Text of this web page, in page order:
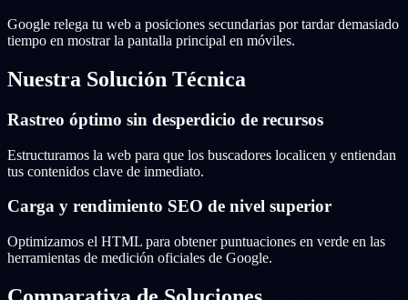
Google relega tu web a posiciones secundarias por tardar demasiado
tiempo en mostrar la pantalla principal en móviles.
Nuestra Solución Técnica
Rastreo óptimo sin desperdicio de recursos
Estructuramos la web para que los buscadores localicen y entiendan
tus contenidos clave de inmediato.
Carga y rendimiento SEO de nivel superior
Optimizamos el HTML para obtener puntuaciones en verde en las
herramientas de medición oficiales de Google.